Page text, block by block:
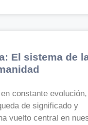
El sistema de
constante evolución,
de significado y
vuelto central en